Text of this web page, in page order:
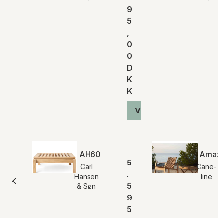
9
5
,
0
0
D
K
K
Vis produkt
AH604F | Outdoor Lounger
Carl
Hansen
& Søn
5
.
5
9
5
Cane-
line